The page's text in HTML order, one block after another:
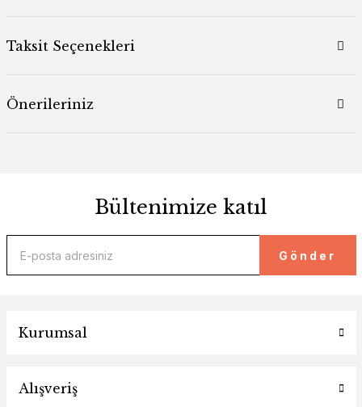
Taksit Seçenekleri
Önerileriniz
Bültenimize katıl
Gönder
Kurumsal
Alışveriş